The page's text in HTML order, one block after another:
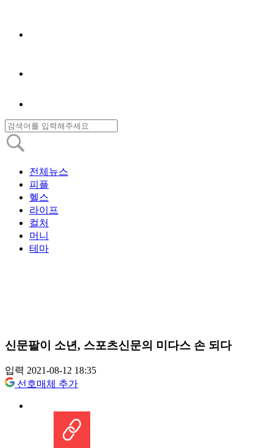
전체뉴스
피플
헬스
라이프
컬처
머니
테마
신문팔이 소년, 스포츠신문의 미다스 손 되다
입력 2021-08-12 18:35
선호매체 추가